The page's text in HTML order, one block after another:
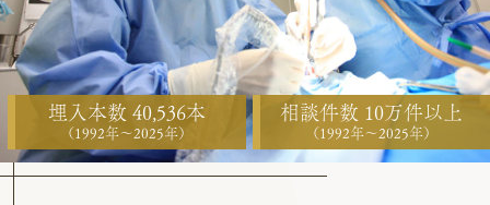
埋入本数 40,536本
（1992年〜2025年）
相談件数 10万件以上
（1992年〜2025年）